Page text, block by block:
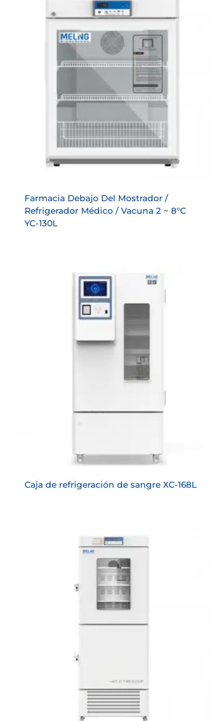
Farmacia Debajo Del Mostrador /
Refrigerador Médico / Vacuna 2 ~ 8°C
YC-130L
Caja de refrigeración de sangre XC-168L